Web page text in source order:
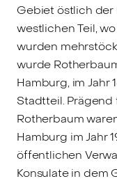
Gebiet östlich der
westlichen Teil,
wurden
wurde
Hamburg, im Jahr
Stadtteil.
Rotherbaum
Hamburg im Jahr
öffentlichen
Konsulate in dem